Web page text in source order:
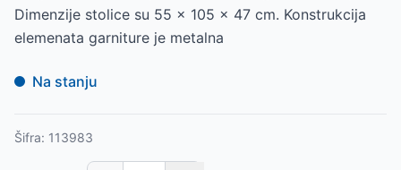
Dimenzije stolice su 55 x 105 x 47 cm. Konstrukcija
elemenata garniture je metalna
Na stanju
Šifra: 113983